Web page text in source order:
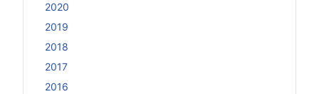
2020
2019
2018
2017
2016